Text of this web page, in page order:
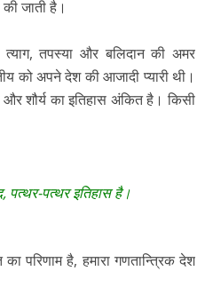
की जाती है।
तपस्या और बलिदान की अमर
को अपने देश की आजादी प्यारी थी।
और शौर्य का इतिहास अंकित है। किसी
पत्थर इतिहास है।
परिणाम है, हमारा गणतान्त्रिक देश